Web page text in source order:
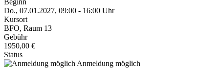
Do., 07.01.2027, 09:00 - 16:00 Uhr
Kursort
BFO, Raum 13
Gebühr
1950,00 €
Status
Anmeldung möglich